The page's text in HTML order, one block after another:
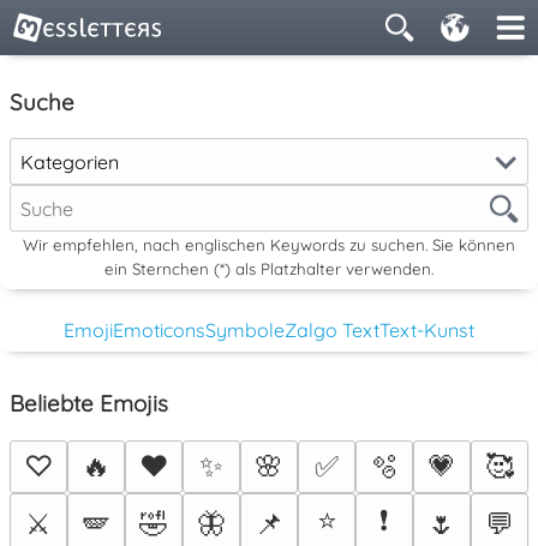
Suche
Kategorien
Wir empfehlen, nach englischen Keywords zu suchen. Sie können
ein Sternchen (*) als Platzhalter verwenden.
EmojiEmoticonsSymboleZalgo TextText-Kunst
Beliebte Emojis
♡ 🔥 ❤️ ✨ 🌸 ✅ 🫧 💗
🥰
⚔️
🪽 🤣 🦋 📌 ⭐ ❗ 🌷
💬